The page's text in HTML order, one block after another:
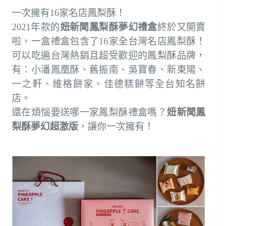
一次擁有16家名店鳳梨酥！
2021年款的妞新聞鳳梨酥夢幻禮盒終於又開賣
啦，一盒禮盒包含了16家全台灣名店鳳梨酥！
可以吃遍台灣熱銷且超受歡迎的鳳梨酥品牌，
有：小潘鳳凰酥、舊振南、吳寶春、新東陽、
一之軒、維格餅家、佳德糕餅等全台知名餅
店。
還在煩惱要送哪一家鳳梨酥禮盒嗎？妞新聞鳳
梨酥夢幻超激版 ，讓你一次擁有！